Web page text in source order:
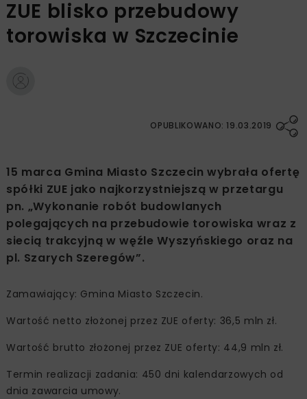
ZUE blisko przebudowy
torowiska w Szczecinie
OPUBLIKOWANO: 19.03.2019
15 marca Gmina Miasto Szczecin wybrała ofertę
spółki ZUE jako najkorzystniejszą w przetargu
pn. „Wykonanie robót budowlanych
polegających na przebudowie torowiska wraz z
siecią trakcyjną w węźle Wyszyńskiego oraz na
pl. Szarych Szeregów”.
Zamawiający: Gmina Miasto Szczecin.
Wartość netto złożonej przez ZUE oferty: 36,5 mln zł.
Wartość brutto złożonej przez ZUE oferty: 44,9 mln zł.
Termin realizacji zadania: 450 dni kalendarzowych od
dnia zawarcia umowy.